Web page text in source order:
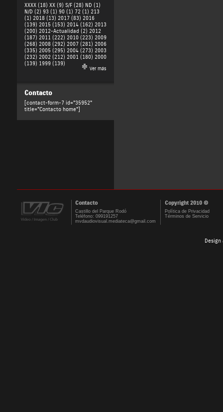
XXXX (18) XX (9) S/F (28) ND (1)
N/D (2) 93 (1) 90 (1) 72 (1) 213
(1) 2018 (13) 2017 (83) 2016
(139) 2015 (153) 2014 (162) 2013
(200) 2012-Actualidad (2) 2012
(187) 2011 (222) 2010 (223) 2009
(268) 2008 (292) 2007 (281) 2006
(335) 2005 (295) 2004 (273) 2003
(232) 2002 (212) 2001 (180) 2000
(139) 1999 (139)
Ver más
Contacto
[contact-form-7 id="35952"
title="Contacto home"]
Contacto Copyright 2010 ©
Castillo del Parque Rodó
Teléfono: 099191257
mvdaudiovisual.mediateca@gmail.com
Política de Privacidad
Términos de Servicio